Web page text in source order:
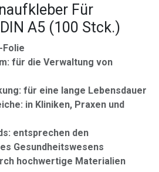
Für
A5 (100 Stck.)
Folie
für die Verwaltung von
für eine lange Lebensdauer
in Kliniken, Praxen und
entsprechen den
Gesundheitswesens
hochwertige Materialien